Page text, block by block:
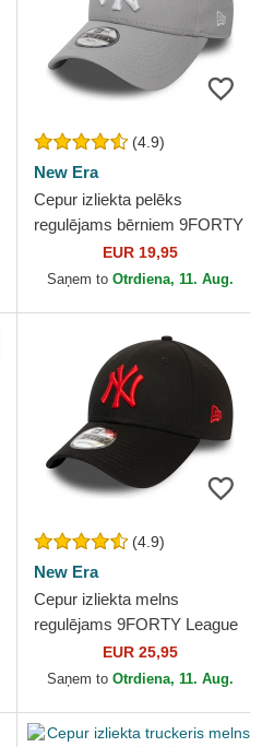
(4.9)
New Era
Cepur izliekta pelēks
regulējams bērniem 9FORTY
Essential no New York
Yankees MLB no New Era
EUR 19,95
Saņem to Otrdiena, 11. Aug.
(4.9)
New Era
Cepur izliekta melns
regulējams 9FORTY League
Essential no New York
Yankees MLB no New Era
EUR 25,95
Saņem to Otrdiena, 11. Aug.